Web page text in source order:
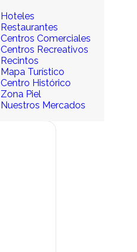
Hoteles
Restaurantes
Centros Comerciales
Centros Recreativos
Recintos
Mapa Turístico
Centro Histórico
Zona Piel
Nuestros Mercados